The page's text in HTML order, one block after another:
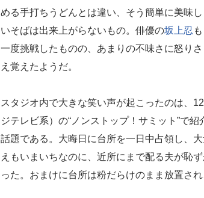
める手打ちうどんとは違い、そう簡単に美味し
いそばは出来上がらないもの。俳優の坂上忍 も
一度挑戦したものの、あまりの不味さに怒りさ
え覚えたようだ。
スタジオ内で大きな笑い声が起こったのは、
ジテレビ系）の“ノンストップ！サミット”で
話題である。大晦日に台所を一日中占領し、
えもいまいちなのに、近所にまで配る夫が恥
った。おまけに台所は粉だらけのまま放置され